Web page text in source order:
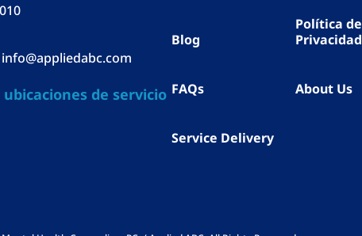
info@appliedabc.com
de servicio
Blog
FAQs
Service Delivery
Política de
Privacidad
About Us